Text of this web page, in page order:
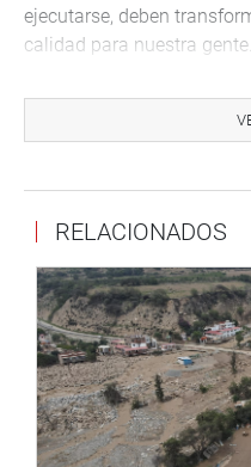
ejecutarse, deben
calidad para nuestra
Tacna, pero también exijo
eficiencia y transparencia
trabajar de la mano con
regionales para
público contribuya al
bienestar de sus
DESPACHO
RELACIONADOS